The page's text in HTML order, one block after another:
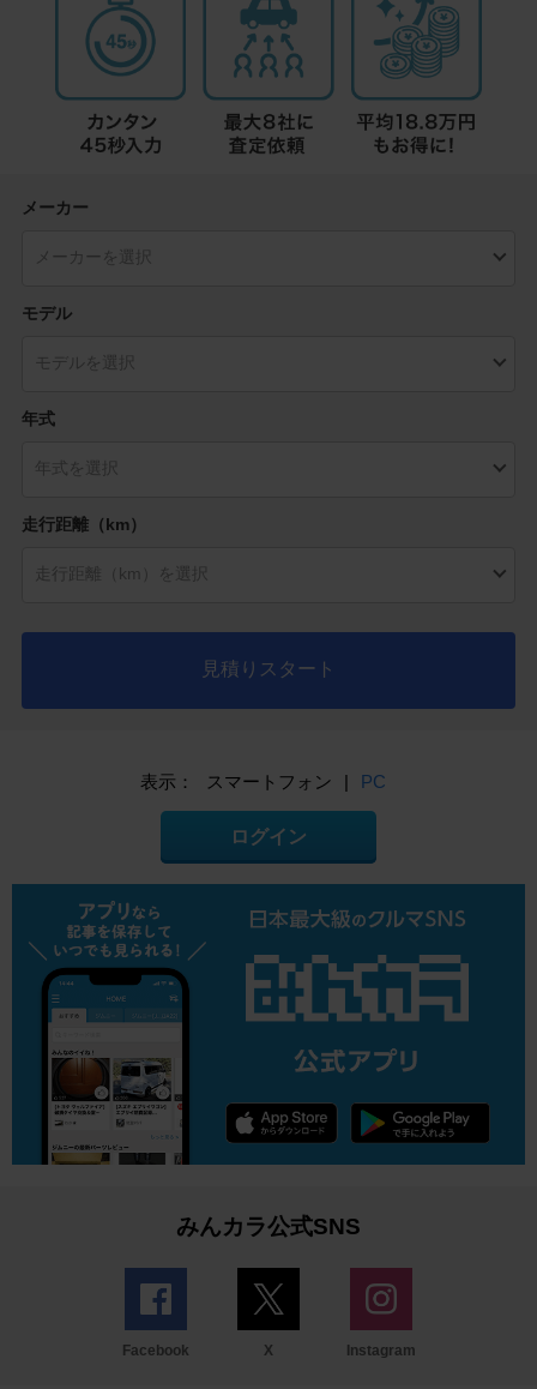
メーカー
モデル
年式
走行距離（km）
見積りスタート
表示： スマートフォン | PC
ログイン
みんカラ公式SNS
Facebook X Instagram